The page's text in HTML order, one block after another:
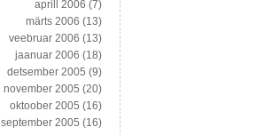
aprill 2006 (7)
märts 2006 (13)
veebruar 2006 (13)
jaanuar 2006 (18)
detsember 2005 (9)
november 2005 (20)
oktoober 2005 (16)
september 2005 (16)